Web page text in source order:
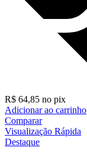
R$ 64,85 no pix
Adicionar ao carrinho
Comparar
Visualização Rápida
Destaque